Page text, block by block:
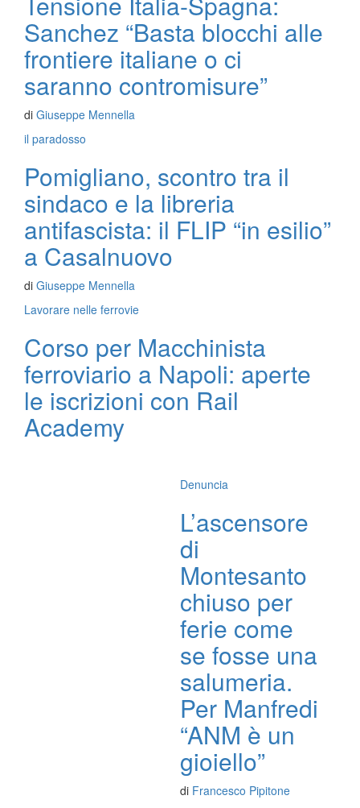
Sanchez “Basta blocchi alle
frontiere italiane o ci
saranno contromisure”
di Giuseppe Mennella
il paradosso
Pomigliano, scontro tra il
sindaco e la libreria
antifascista: il FLIP “in esilio”
a Casalnuovo
di Giuseppe Mennella
Lavorare nelle ferrovie
Corso per Macchinista
ferroviario a Napoli: aperte
le iscrizioni con Rail
Academy
Denuncia
L’ascensore
di
Montesanto
chiuso per
ferie come
se fosse una
salumeria.
Per Manfredi
“ANM è un
gioiello”
di Francesco Pipitone